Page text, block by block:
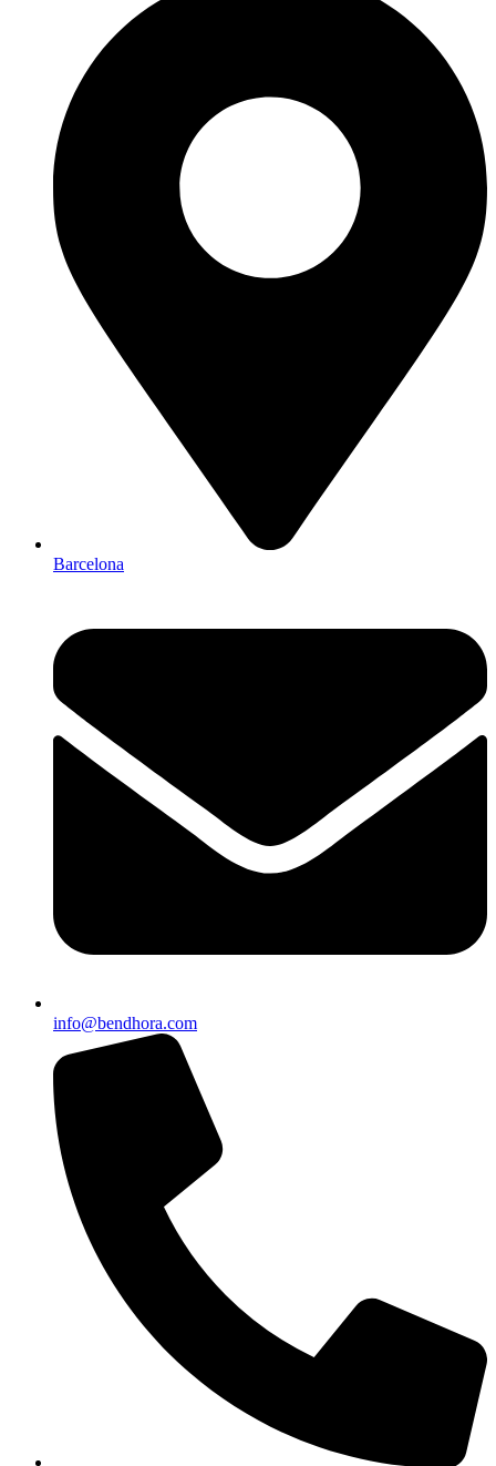
Barcelona
info@bendhora.com